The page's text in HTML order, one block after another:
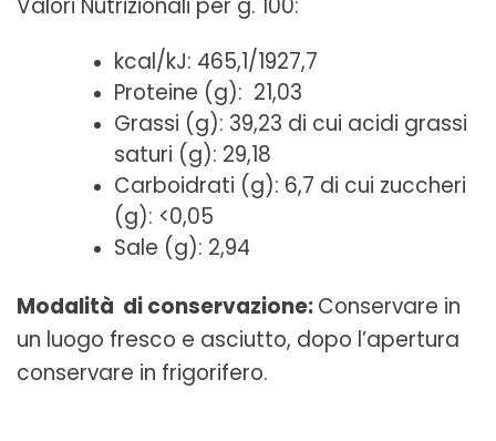
kcal/kJ: 465,1/1927,7
Proteine (g): 21,03
Grassi (g): 39,23 di cui acidi grassi
saturi (g): 29,18
Carboidrati (g): 6,7 di cui zuccheri
(g): <0,05
Sale (g): 2,94
Modalità di conservazione:Conservare in
un luogo fresco e asciutto, dopo l’apertura
conservare in frigorifero.